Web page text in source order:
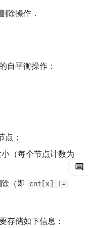
C++
Text
操作表达式
优化
排序
序
排序
应用
定理 & 一次不定方程
元
引理
斯定理
方程
式多点求值|快速插值
数齐次线性递推
反演
式幂级数复合|复合逆
生成函数
生成函数
数
Number
蒙德卷积
计数
基
多项式
树分治
随机游走
除操作．
自平衡操作：
点；
（每个节点计数为
（即
cnt[x] !=
存储如下信息：